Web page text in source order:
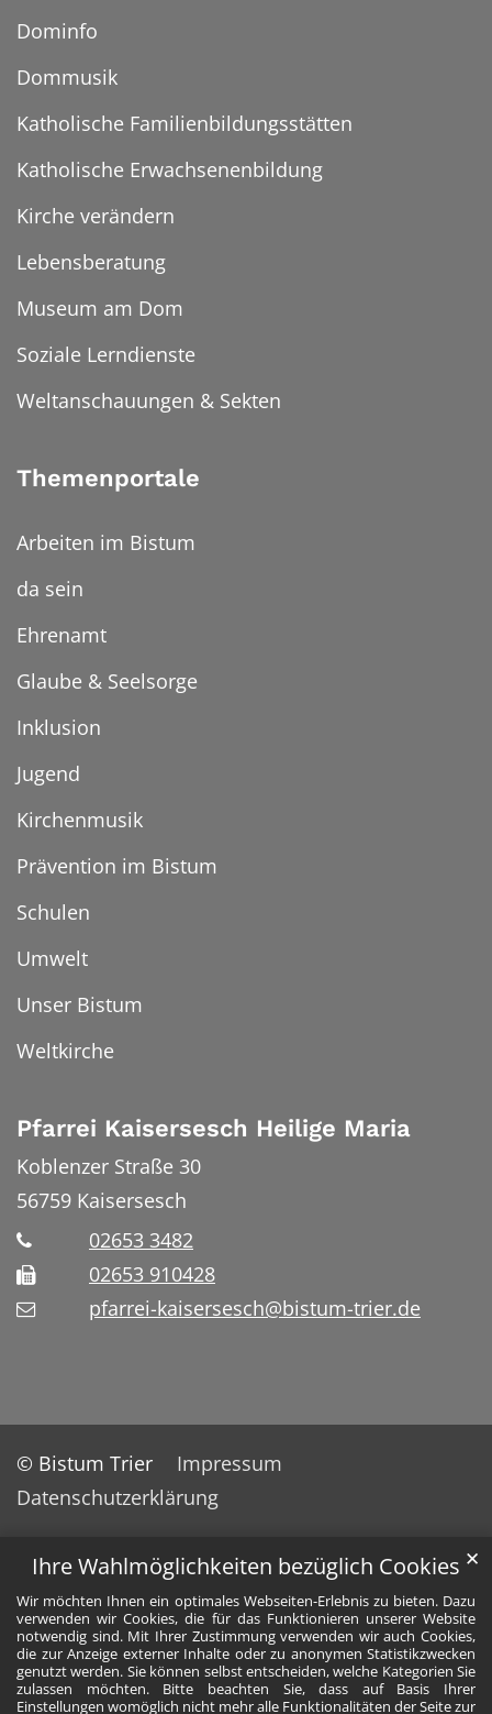
Ihre Wahlmöglichkeiten bezüglich Cookies
Wir möchten Ihnen ein optimales Webseiten-Erlebnis zu bieten. Dazu
verwenden wir Cookies, die für das Funktionieren unserer Website
notwendig sind. Mit Ihrer Zustimmung verwenden wir auch Cookies,
die zur Anzeige externer Inhalte oder zu anonymen Statistikzwecken
genutzt werden. Sie können selbst entscheiden, welche Kategorien Sie
zulassen möchten. Bitte beachten Sie, dass auf Basis Ihrer
Einstellungen womöglich nicht mehr alle Funktionalitäten der Seite zur
✕
Dominfo
Dommusik
Katholische Familienbildungsstätten
Katholische Erwachsenenbildung
Kirche verändern
Lebensberatung
Museum am Dom
Soziale Lerndienste
Weltanschauungen & Sekten
Themenportale
Arbeiten im Bistum
da sein
Ehrenamt
Glaube & Seelsorge
Inklusion
Jugend
Kirchenmusik
Prävention im Bistum
Schulen
Umwelt
Unser Bistum
Weltkirche
Pfarrei Kaisersesch Heilige Maria
Koblenzer Straße 30
56759 Kaisersesch
02653 3482
02653 910428
pfarrei-kaisersesch@bistum-trier.de
© Bistum Trier
Impressum
Datenschutzerklärung